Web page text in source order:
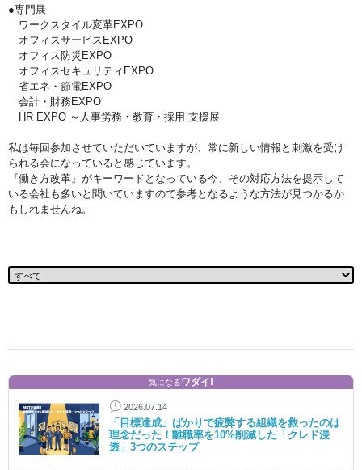
●専門展
ワークスタイル変革EXPO
オフィスサービスEXPO
オフィス防災EXPO
オフィスセキュリティEXPO
省エネ・節電EXPO
会計・財務EXPO
HR EXPO ～人事労務・教育・採用 支援展
私は毎回参加させていただいていますが、常に新しい情報と刺激を受け
られる会になっていると感じています。
『働き方改革』がキーワードとなっている今、その対応方法を提示して
いる会社も多いと聞いていますので参考となるような方法が見つかるか
もしれませんね。
気になるワダイ!
2026.07.14
「目標達成」ばかりで疲弊する組織を救ったのは
理念だった！離職率を10%削減した「クレド浸
透」3つのステップ